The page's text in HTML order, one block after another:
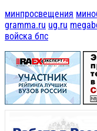
минпросвещения
gramma.ru ug.ru
войска бпс